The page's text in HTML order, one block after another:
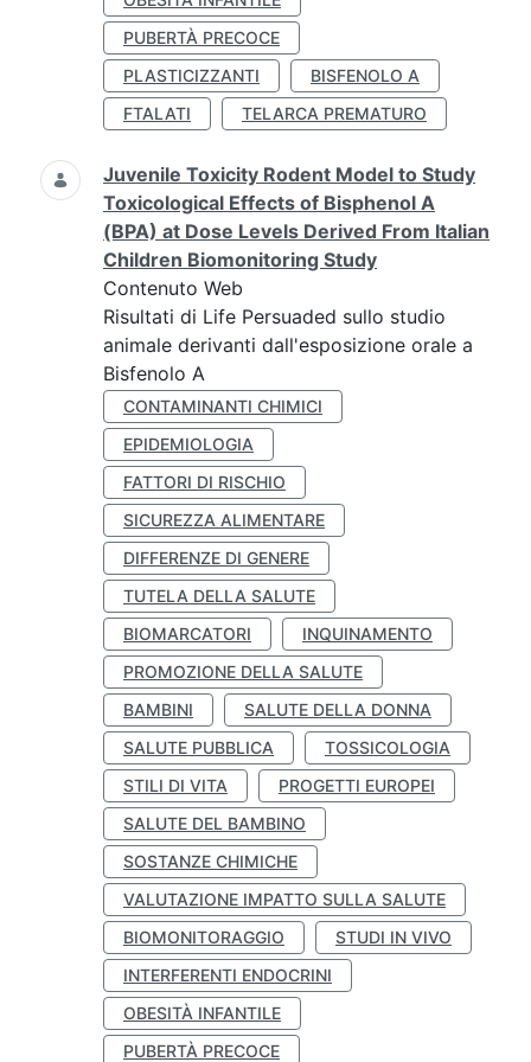
PUBERTÀ PRECOCE
PLASTICIZZANTI
BISFENOLO A
FTALATI
TELARCA PREMATURO
Juvenile Toxicity Rodent Model to Study
Toxicological Effects of Bisphenol A
(BPA) at Dose Levels Derived From Italian
Children Biomonitoring Study
Contenuto Web
Risultati di Life Persuaded sullo studio
animale derivanti dall'esposizione orale a
Bisfenolo A
CONTAMINANTI CHIMICI
EPIDEMIOLOGIA
FATTORI DI RISCHIO
SICUREZZA ALIMENTARE
DIFFERENZE DI GENERE
TUTELA DELLA SALUTE
BIOMARCATORI
INQUINAMENTO
PROMOZIONE DELLA SALUTE
BAMBINI
SALUTE DELLA DONNA
SALUTE PUBBLICA
TOSSICOLOGIA
STILI DI VITA
PROGETTI EUROPEI
SALUTE DEL BAMBINO
SOSTANZE CHIMICHE
VALUTAZIONE IMPATTO SULLA SALUTE
BIOMONITORAGGIO
STUDI IN VIVO
INTERFERENTI ENDOCRINI
OBESITÀ INFANTILE
PUBERTÀ PRECOCE